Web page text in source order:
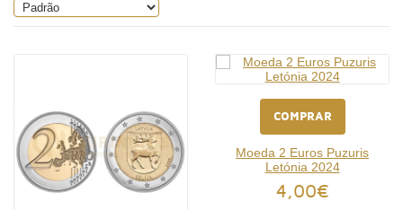
COMPRAR
Moeda 2 Euros Puzuris
Letónia 2024
4,00€